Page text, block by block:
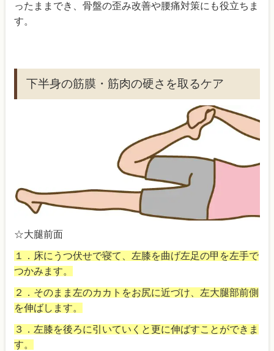
ったままでき、骨盤の歪み改善や腰痛対策にも役立ちま
す。
下半身の筋膜・筋肉の硬さを取るケア
☆大腿前面
１．床にうつ伏せで寝て、左膝を曲げ左足の甲を左手で
つかみます。
２．そのまま左のカカトをお尻に近づけ、左大腿部前側
を伸ばします。
３．左膝を後ろに引いていくと更に伸ばすことができま
す。